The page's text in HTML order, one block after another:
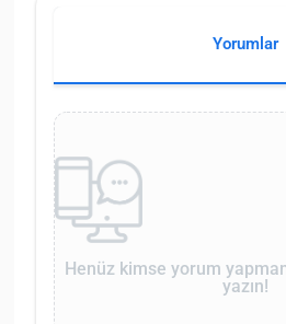
Yorumlar
Henüz kimse yorum
yazın!